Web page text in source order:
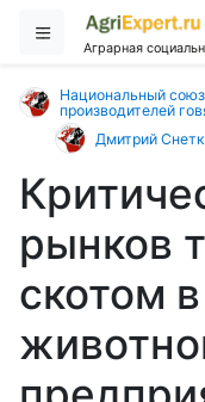
Аграрная
Национальный союз
производителей
Дмитрий
рынков
скотом